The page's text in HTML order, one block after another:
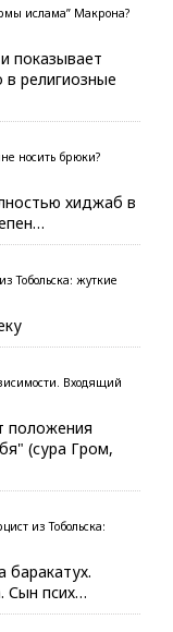
ислама” Макрона?
показывает
религиозные
носить брюки?
хиджаб в
Тобольска: жуткие
Входящий
положения
(сура Гром,
из Тобольска:
баракатух.
Сын псих…